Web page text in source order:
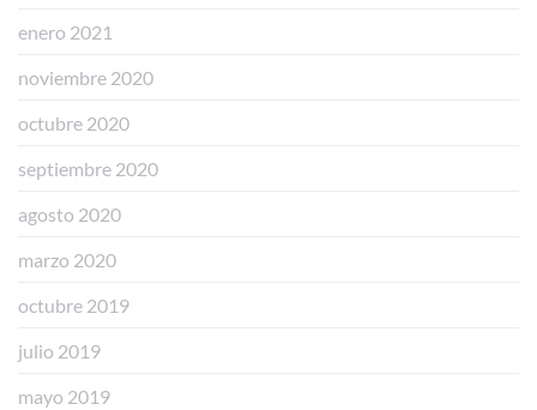
enero 2021
noviembre 2020
octubre 2020
septiembre 2020
agosto 2020
marzo 2020
octubre 2019
julio 2019
mayo 2019